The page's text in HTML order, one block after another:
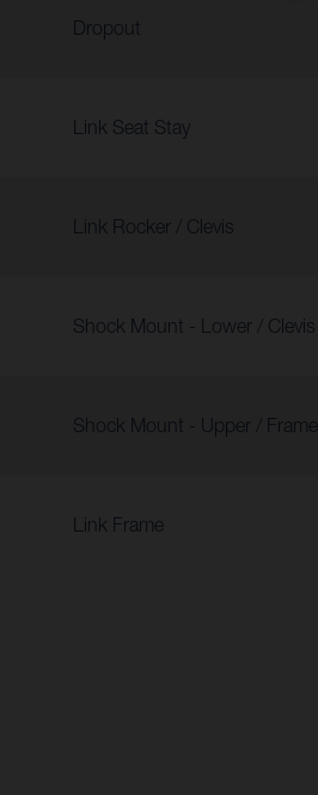
Dropout
Link Seat Stay
Link Rocker / Clevis
Shock Mount - Lower / Clevis
Shock Mount - Upper / Frame
Link Frame